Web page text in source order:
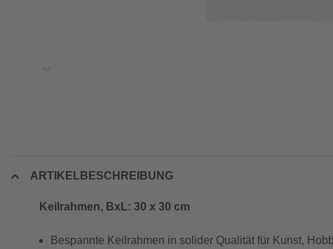
ARTIKELBESCHREIBUNG
Keilrahmen, BxL: 30 x 30 cm
Bespannte Keilrahmen in solider Qualität für Kunst,